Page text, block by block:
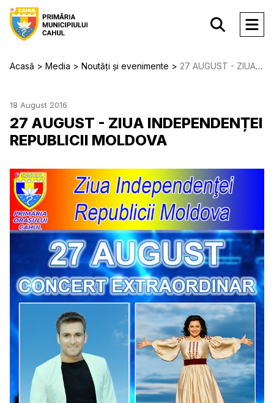
Acasă Media Noutăți și evenimente 27 AUGUST - ZIUA INDEPENDENȚEI REPUBLICII MOLDOVA
18 August 2016
27 AUGUST - ZIUA INDEPENDENȚEI
REPUBLICII MOLDOVA